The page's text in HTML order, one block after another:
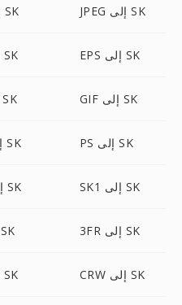
DXF إلى SK JPEG إلى SK
SVG إلى SK EPS إلى SK
JFIF إلى SK GIF إلى SK
AVIF إلى SK PS إلى SK
CMX إلى SK SK1 إلى SK
FIG إلى SK 3FR إلى SK
CR2 إلى SK CRW إلى SK